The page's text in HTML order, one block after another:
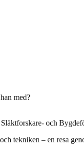
med?
och
tekniken – en resa